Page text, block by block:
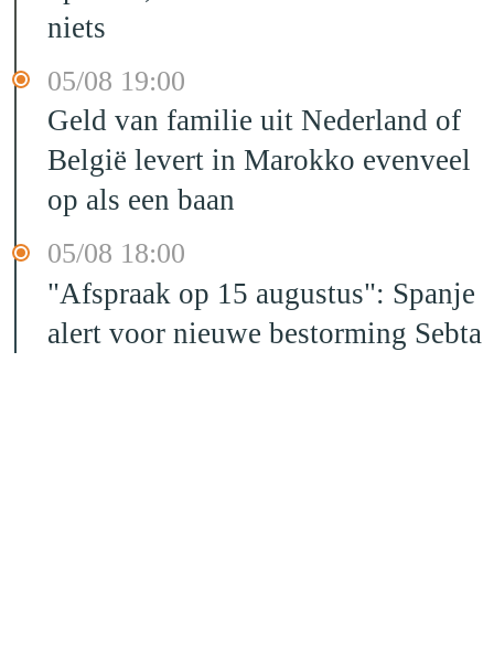
niets
05/08 19:00
Geld van familie uit Nederland of
België levert in Marokko evenveel
op als een baan
05/08 18:00
"Afspraak op 15 augustus": Spanje
alert voor nieuwe bestorming Sebta